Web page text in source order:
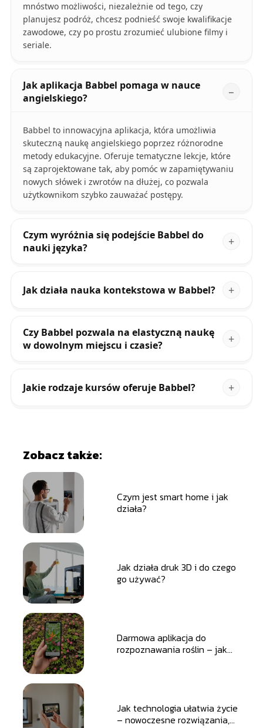
mnóstwo możliwości, niezależnie od tego, czy
planujesz podróż, chcesz podnieść swoje kwalifikacje
zawodowe, czy po prostu zrozumieć ulubione filmy i
seriale.
Jak aplikacja Babbel pomaga w nauce
angielskiego?
Babbel to innowacyjna aplikacja, która umożliwia
skuteczną naukę angielskiego poprzez różnorodne
metody edukacyjne. Oferuje tematyczne lekcje, które
są zaprojektowane tak, aby pomóc w zapamiętywaniu
nowych słówek i zwrotów na dłużej, co pozwala
użytkownikom szybko zauważać postępy.
Czym wyróżnia się podejście Babbel do
nauki języka?
Jak działa nauka kontekstowa w Babbel?
Czy Babbel pozwala na elastyczną naukę
w dowolnym miejscu i czasie?
Jakie rodzaje kursów oferuje Babbel?
Zobacz także:
Czym jest smart home i jak
działa?
Jak działa druk 3D i do czego
go używać?
Darmowa aplikacja do
rozpoznawania roślin – jak
Jak technologia ułatwia życie
– nowoczesne rozwiązania,